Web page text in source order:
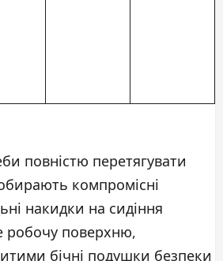
повністю перетягувати
компромісні
накидки на сидіння
поверхню,
бічні подушки безпеки